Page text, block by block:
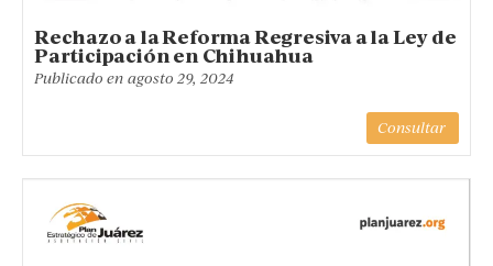
Rechazo a la Reforma Regresiva a la Ley de
Participación en Chihuahua
Publicado en agosto 29, 2024
Consultar